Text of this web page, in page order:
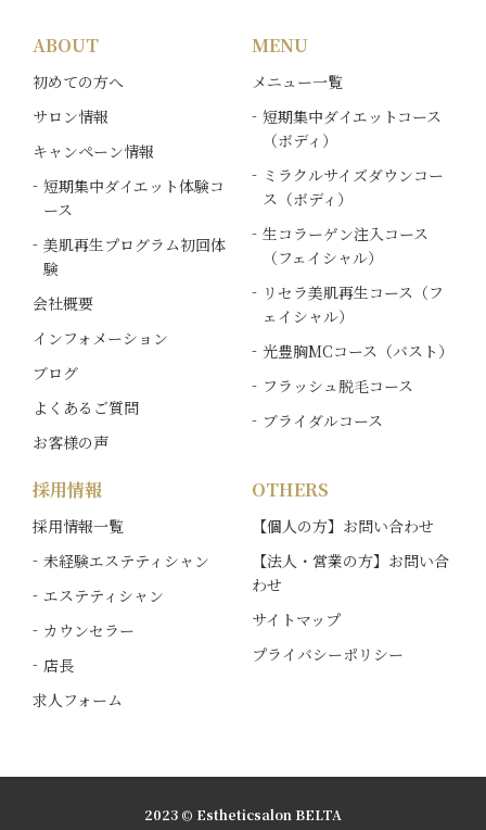
ABOUT
初めての方へ
サロン情報
キャンペーン情報
短期集中ダイエット体験コ
ース
美肌再生プログラム初回体
験
会社概要
インフォメーション
ブログ
よくあるご質問
お客様の声
MENU
メニュー一覧
短期集中ダイエットコース
（ボディ）
ミラクルサイズダウンコー
ス（ボディ）
生コラーゲン注入コース
（フェイシャル）
リセラ美肌再生コース（フ
ェイシャル）
光豊胸MCコース（バスト）
フラッシュ脱毛コース
ブライダルコース
採用情報
採用情報一覧
未経験エステティシャン
エステティシャン
カウンセラー
店長
求人フォーム
OTHERS
【個人の方】お問い合わせ
【法人・営業の方】お問い合
わせ
サイトマップ
プライバシーポリシー
2023 © Estheticsalon BELTA